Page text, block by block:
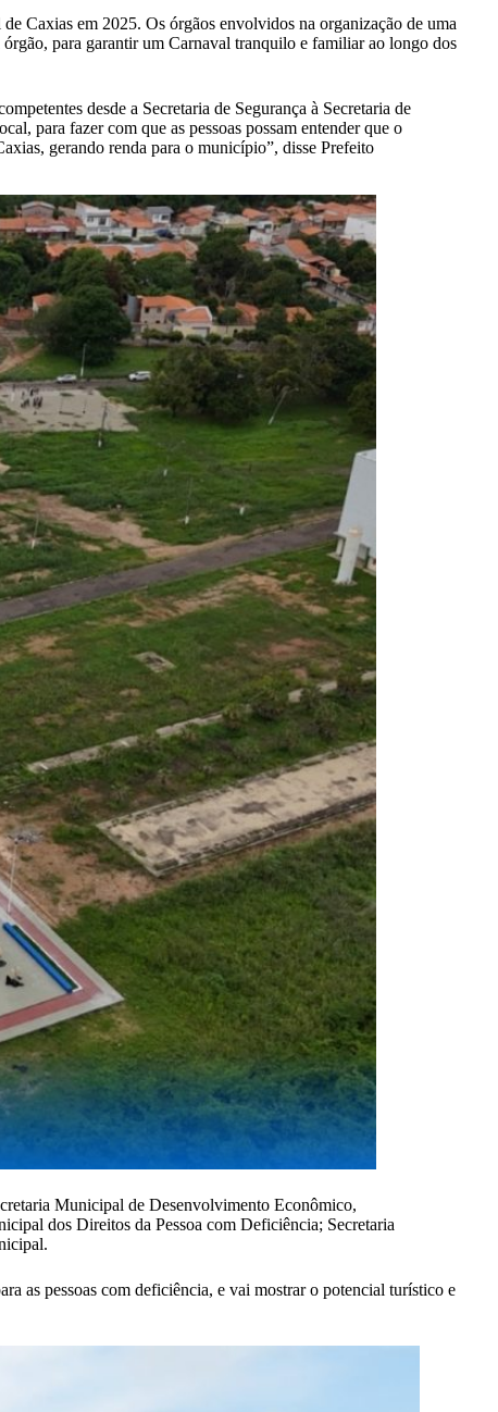
Caxias em 2025. Os órgãos envolvidos na organização de uma
para garantir um Carnaval tranquilo e familiar ao longo dos
desde a Secretaria de Segurança à Secretaria de
para fazer com que as pessoas possam entender que o
gerando renda para o município”, disse Prefeito
Municipal de Desenvolvimento Econômico,
dos Direitos da Pessoa com Deficiência; Secretaria
as pessoas com deficiência, e vai mostrar o potencial turístico e